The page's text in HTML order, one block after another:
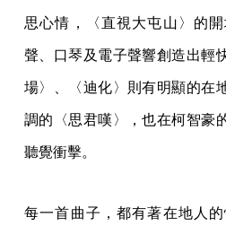
思心情，〈直視大屯山〉的
聲、口琴及電子聲響創造出輕
場〉、〈迪化〉則有明顯的在
調的〈思君嘆〉，也在柯智豪
聽覺衝擊。
每一首曲子，都有著在地人